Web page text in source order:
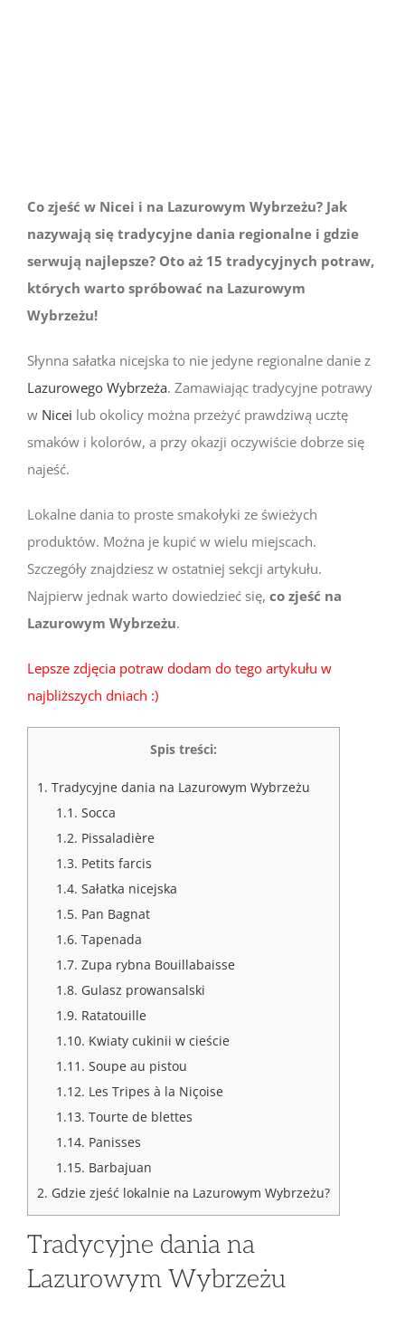
Co zjeść w Nicei i na Lazurowym Wybrzeżu? Jak
nazywają się tradycyjne dania regionalne i gdzie
serwują najlepsze? Oto aż 15 tradycyjnych potraw,
których warto spróbować na Lazurowym
Wybrzeżu!
Słynna sałatka nicejska to nie jedyne regionalne danie z
Lazurowego Wybrzeża. Zamawiając tradycyjne potrawy
w Nicei lub okolicy można przeżyć prawdziwą ucztę
smaków i kolorów, a przy okazji oczywiście dobrze się
najeść.
Lokalne dania to proste smakołyki ze świeżych
produktów. Można je kupić w wielu miejscach.
Szczegóły znajdziesz w ostatniej sekcji artykułu.
Najpierw jednak warto dowiedzieć się, co zjeść na
Lazurowym Wybrzeżu.
Lepsze zdjęcia potraw dodam do tego artykułu w
najbliższych dniach :)
Spis treści:
1. Tradycyjne dania na Lazurowym Wybrzeżu
1.1. Socca
1.2. Pissaladière
1.3. Petits farcis
1.4. Sałatka nicejska
1.5. Pan Bagnat
1.6. Tapenada
1.7. Zupa rybna Bouillabaisse
1.8. Gulasz prowansalski
1.9. Ratatouille
1.10. Kwiaty cukinii w cieście
1.11. Soupe au pistou
1.12. Les Tripes à la Niçoise
1.13. Tourte de blettes
1.14. Panisses
1.15. Barbajuan
2. Gdzie zjeść lokalnie na Lazurowym Wybrzeżu?
Tradycyjne dania na
Lazurowym Wybrzeżu